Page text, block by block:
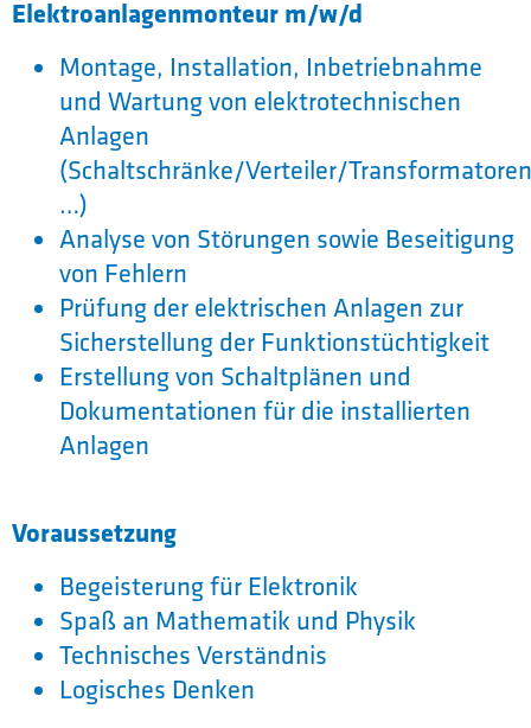
Elektroanlagenmonteur m/w/d
Montage, Installation, Inbetriebnahme
und Wartung von elektrotechnischen
Anlagen
(Schaltschränke/Verteiler/
…)
Analyse von Störungen sowie Beseitigung
von Fehlern
Prüfung der elektrischen Anlagen zur
Sicherstellung der Funktionstüchtigkeit
Erstellung von Schaltplänen und
Dokumentationen für die installierten
Anlagen
Voraussetzung
Begeisterung für Elektronik
Spaß an Mathematik und Physik
Technisches Verständnis
Logisches Denken